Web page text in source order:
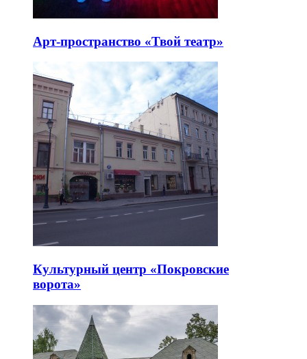
Арт-пространство «Твой театр»
Культурный центр «Покровские
ворота»